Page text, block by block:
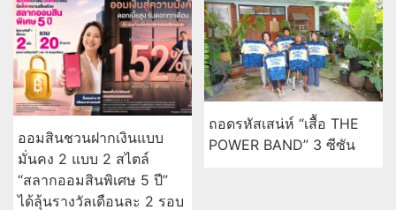
ออมสินชวนฝากเงินแบบ
มั่นคง 2 แบบ 2 สไตล์
“สลากออมสินพิเศษ 5 ปี”
ได้ลุ้นรางวัลเดือนละ 2 รอบ
ถอดรหัสเสน่ห์ “เสื้อ THE
POWER BAND” 3 ซีซัน